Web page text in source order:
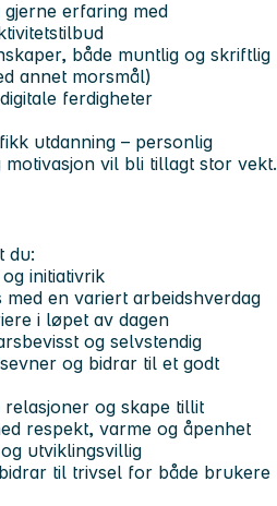
erfaring med
både muntlig og skriftlig
annet morsmål)
ferdigheter
utdanning – personlig
motivasjon vil bli tillagt stor vekt.
du:
initiativrik
en variert arbeidshverdag
i løpet av dagen
og selvstendig
og bidrar til et godt
og skape tillit
respekt, varme og åpenhet
utviklingsvillig
til trivsel for både brukere